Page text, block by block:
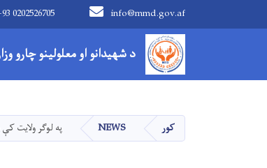
info@mmd.gov.af
0202526705
د شهیدانو او معلولینو چارو
Main navigation
کور NEWS په لوګر ولايت کې پر (۶۰۰) تنو مستحقو کسانو باندې د